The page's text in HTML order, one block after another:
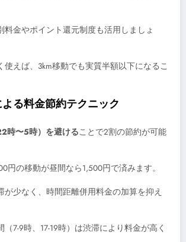
料金やポイント還元制度も活用しましょ
使えば、3km移動でも実質半額以下になるこ
る料金節約テクニック
時〜5時）を避けることで2割の節約が可能
円の移動が昼間なら1,500円で済みます。
が少なく、時間距離併用料金の加算を抑え
7-9時、17-19時）は渋滞により料金が高く